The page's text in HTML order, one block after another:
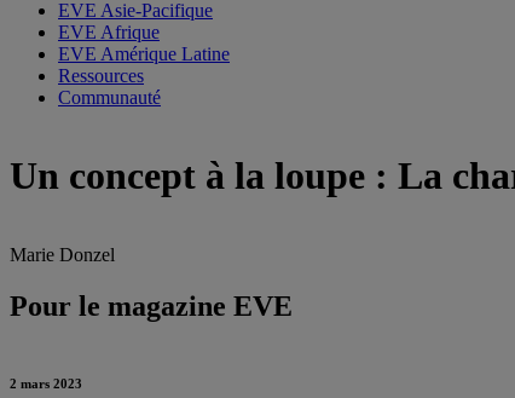
EVE Asie-Pacifique
EVE Afrique
EVE Amérique Latine
Ressources
Communauté
Un concept à la loupe : La
Marie Donzel
Pour le magazine EVE
2 mars 2023